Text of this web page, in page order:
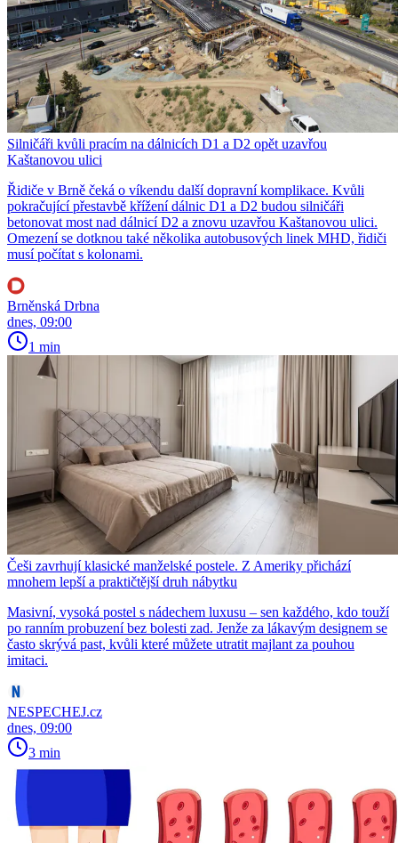
Silničáři kvůli pracím na dálnicích D1 a D2 opět uzavřou
Kaštanovou ulici
Řidiče v Brně čeká o víkendu další dopravní komplikace. Kvůli
pokračující přestavbě křížení dálnic D1 a D2 budou silničáři
betonovat most nad dálnicí D2 a znovu uzavřou Kaštanovou ulici.
Omezení se dotknou také několika autobusových linek MHD, řidiči
musí počítat s kolonami.
Brněnská Drbna
dnes, 09:00
1 min
Češi zavrhují klasické manželské postele. Z Ameriky přichází
mnohem lepší a praktičtější druh nábytku
Masivní, vysoká postel s nádechem luxusu – sen každého, kdo touží
po ranním probuzení bez bolesti zad. Jenže za lákavým designem se
často skrývá past, kvůli které můžete utratit majlant za pouhou
imitaci.
NESPECHEJ.cz
dnes, 09:00
3 min